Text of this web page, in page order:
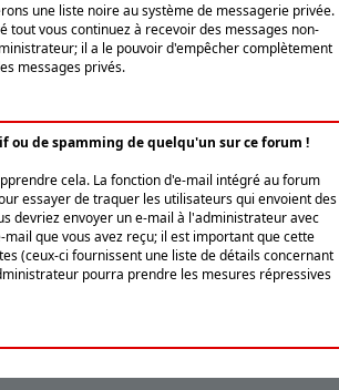
une liste noire au système de messagerie privée.
tout vous continuez à recevoir des messages non-
il a le pouvoir d'empêcher complètement
messages privés.
ou de spamming de quelqu'un sur ce forum !
cela. La fonction d'e-mail intégré au forum
essayer de traquer les utilisateurs qui envoient des
devriez envoyer un e-mail à l'administrateur avec
mail que vous avez reçu; il est important que cette
(ceux-ci fournissent une liste de détails concernant
pourra prendre les mesures répressives